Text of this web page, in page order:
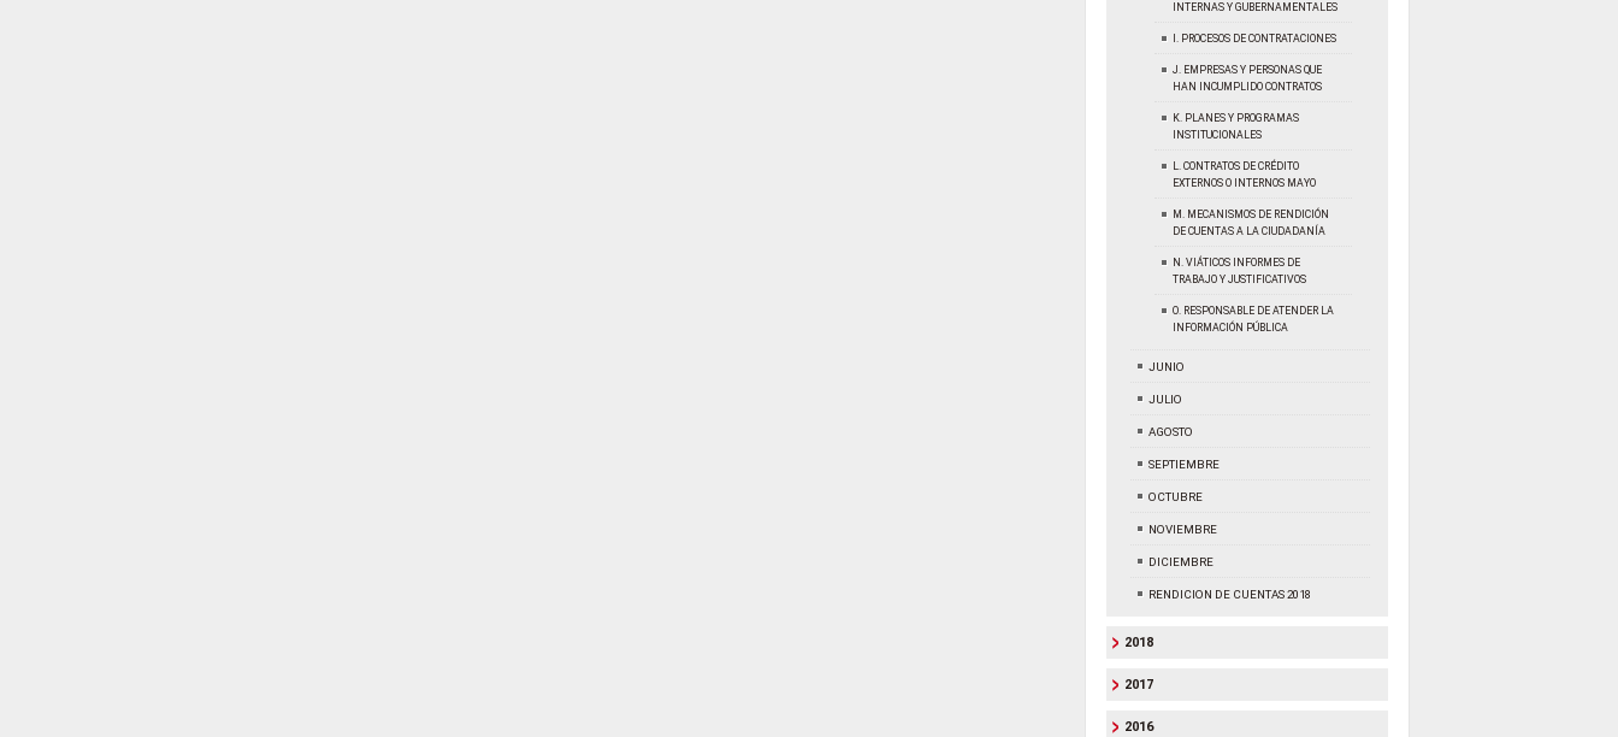
INTERNAS Y GUBERNAMENTALES
I. PROCESOS DE CONTRATACIONES
J. EMPRESAS Y PERSONAS QUE
HAN INCUMPLIDO CONTRATOS
K. PLANES Y PROGRAMAS
INSTITUCIONALES
L. CONTRATOS DE CRÉDITO
EXTERNOS O INTERNOS MAYO
M. MECANISMOS DE RENDICIÓN
DE CUENTAS A LA CIUDADANÍA
N. VIÁTICOS INFORMES DE
TRABAJO Y JUSTIFICATIVOS
O. RESPONSABLE DE ATENDER LA
INFORMACIÓN PÚBLICA
JUNIO
JULIO
AGOSTO
SEPTIEMBRE
OCTUBRE
NOVIEMBRE
DICIEMBRE
RENDICION DE CUENTAS 2018
2018
2017
2016